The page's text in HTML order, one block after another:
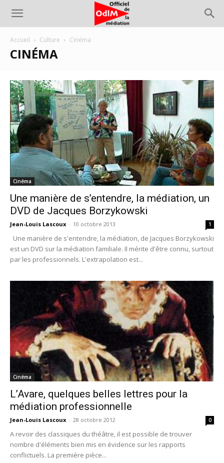
Accueil Culture Cinéma
CINÉMA
Cinéma
Une manière de s’entendre, la médiation, un
DVD de Jacques Borzykowski
Jean-Louis Lascoux - 10 octobre 2013 1
Une manière de s'entendre, la médiation, de Jacques Borzykowski
est un DVD sur la médiation familiale. Il mérite d'être connu, surtout
par les professionnels. L'extrapolation est...
Cinéma
L’Avare, quelques belles lettres pour la
médiation professionnelle
Jean-Louis Lascoux - 28 octobre 2012 0
A revoir des classiques du théâtre, il est possible de trouver
nombre d'éléments bien mis en évidence sur les rapports
conflictuels. La première pièce...